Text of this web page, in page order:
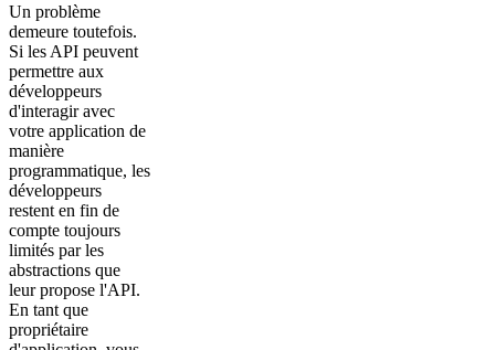
Un problème
demeure toutefois.
Si les API peuvent
permettre aux
développeurs
d'interagir avec
votre application de
manière
programmatique, les
développeurs
restent en fin de
compte toujours
limités par les
abstractions que
leur propose l'API.
En tant que
propriétaire